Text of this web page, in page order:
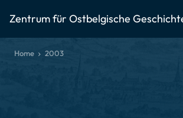
Zentrum für Ostbelgische
Home 2003